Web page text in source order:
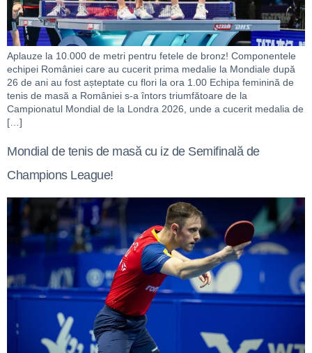
Aplauze la 10.000 de metri pentru fetele de bronz! Componentele
echipei României care au cucerit prima medalie la Mondiale după
26 de ani au fost așteptate cu flori la ora 1.00 Echipa feminină de
tenis de masă a României s-a întors triumfătoare de la
Campionatul Mondial de la Londra 2026, unde a cucerit medalia de
[…]
Mondial de tenis de masă cu iz de Semifinală de
Champions League!